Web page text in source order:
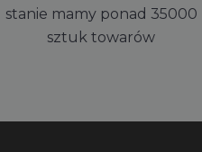
stanie mamy ponad 35000
sztuk towarów